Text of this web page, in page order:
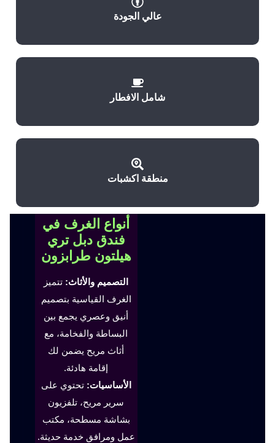
عالي الجودة
شامل الافطار
منطقة اكشبات
أنواع الغرف في
فندق دبل تري
هيلتون طرابزون
التصميم والأثاث: تتميز
الغرف القياسية بتصميم
أنيق وعصري يجمع بين
البساطة والفخامة، مع
أثاث مريح يضمن لك
إقامة هادئة.
الأساسيات: تحتوي على
سرير مريح، تلفزيون
بشاشة مسطحة، مكتب
عمل ومرافق خدمة حديثة.